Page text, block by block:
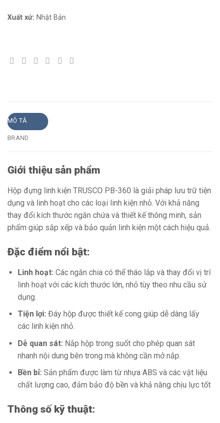
Xuất xứ: Nhật Bản
MÔ TẢ
BRAND
Giới thiệu sản phẩm
Hộp đựng linh kiện TRUSCO PB-360 là giải pháp lưu trữ tiện
dụng và linh hoạt cho các loại linh kiện nhỏ. Với khả năng
thay đổi kích thước ngăn chứa và thiết kế thông minh, sản
phẩm giúp sắp xếp và bảo quản linh kiện một cách hiệu quả.
Đặc điểm nổi bật:
Linh hoạt: Các ngăn chia có thể tháo lắp và thay đổi vị trí
linh hoạt với các kích thước lớn, nhỏ tùy theo nhu cầu sử
dụng.
Tiện lợi: Đáy hộp được thiết kế cong giúp dễ dàng lấy
các linh kiện nhỏ.
Dễ quan sát: Nắp hộp trong suốt cho phép quan sát
nhanh nội dung bên trong mà không cần mở nắp.
Bền bỉ: Sản phẩm được làm từ nhựa ABS và các vật liệu
chất lượng cao, đảm bảo độ bền và khả năng chịu lực tốt
Thông số kỹ thuật: